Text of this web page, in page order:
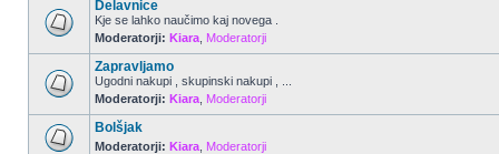
Delavnice
Kje se lahko naučimo kaj novega .
Moderatorji: Kiara Moderatorji
Zapravljamo
Ugodni nakupi , skupinski nakupi , ...
Moderatorji: Kiara Moderatorji
Bolšjak
Moderatorji: Kiara Moderatorji